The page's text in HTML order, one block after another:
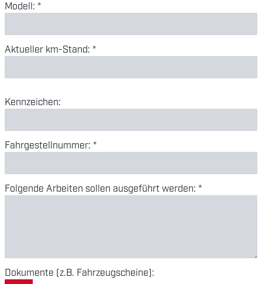
Modell: *
Aktueller km-Stand: *
Kennzeichen:
Fahrgestellnummer: *
Folgende Arbeiten sollen ausgeführt werden: *
Dokumente (z.B. Fahrzeugscheine):